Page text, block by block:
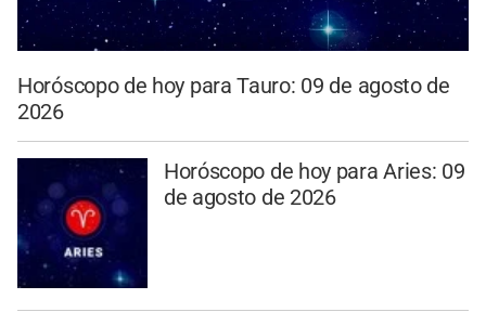
Horóscopo de hoy para Tauro: 09 de agosto de
2026
Horóscopo de hoy para Aries: 09
de agosto de 2026